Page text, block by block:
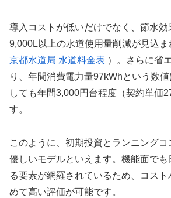
導入コストが低いだけでなく、節水効
9,000L以上の水道使用量削減が見込ま
京都水道局 水道料金表 ）。さらに省
り、年間消費電力量97kWhという数
しても年間3,000円台程度（契約単価
す。
このように、初期投資とランニング
優しいモデルといえます。機能面で
る要素が網羅されているため、コス
めて高い評価が可能です。